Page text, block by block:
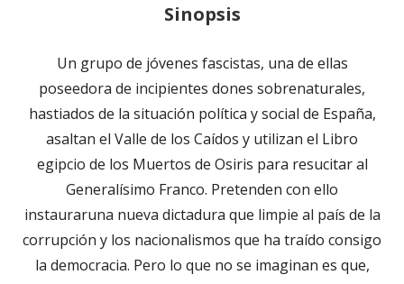
Sinopsis
Un grupo de jóvenes fascistas, una de ellas
poseedora de incipientes dones sobrenaturales,
hastiados de la situación política y social de España,
asaltan el Valle de los Caídos y utilizan el Libro
egipcio de los Muertos de Osiris para resucitar al
Generalísimo Franco. Pretenden con ello
instauraruna nueva dictadura que limpie al país de la
corrupción y los nacionalismos que ha traído consigo
la democracia. Pero lo que no se imaginan es que,